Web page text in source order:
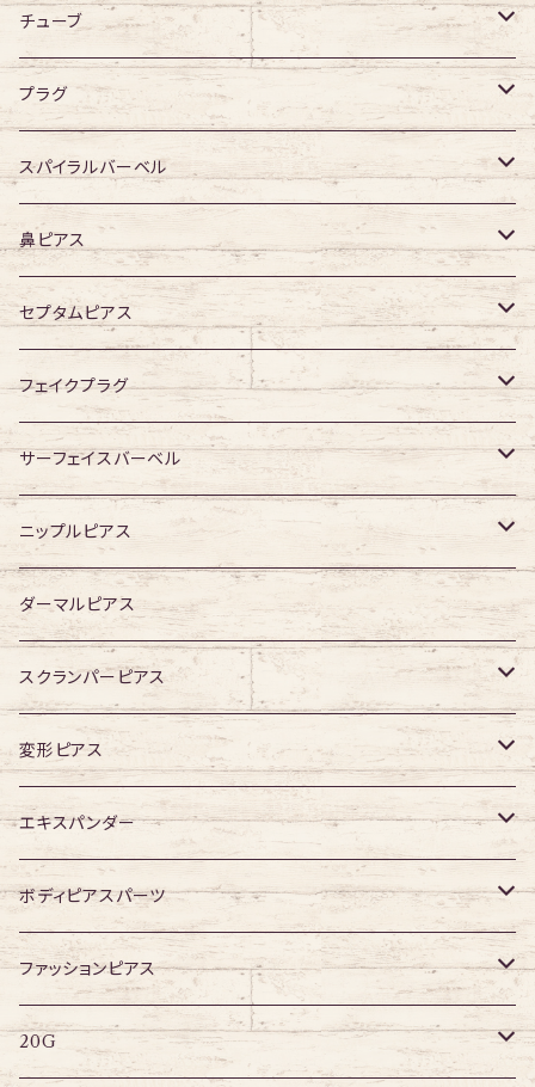
デザイン無し
デザイン有り
アクリル
シングルフレア
ダブルフレア
チューブ
デザイン無し
デザイン有り
プラグ
デザイン無し
デザイン有り
スパイラルバーベル
316Lサージカルステンレス
ジュエル無し
ジュエル有り
サージカルチタン
ジュエル無し
ジュエル有り
鼻ピアス
ジュエル無し
ジュエル有り
セプタムピアス
ジュエル無し
ジュエル有り
フェイクプラグ
ジュエル無し
ジュエル有り
サーフェイスバーベル
ジュエル無し
ジュエル有り
ニップルピアス
ジュエル無し
ジュエル有り
ダーマルピアス
スクランパーピアス
16G
14G
変形ピアス
ジュエル無し
ジュエル有り
エキスパンダー
316Lサージカルステンレス
アクリル
その他
ボディピアスパーツ
ネジタイプ
20G
はめ込みタイプ
ファッションピアス
ポストピアス
20G